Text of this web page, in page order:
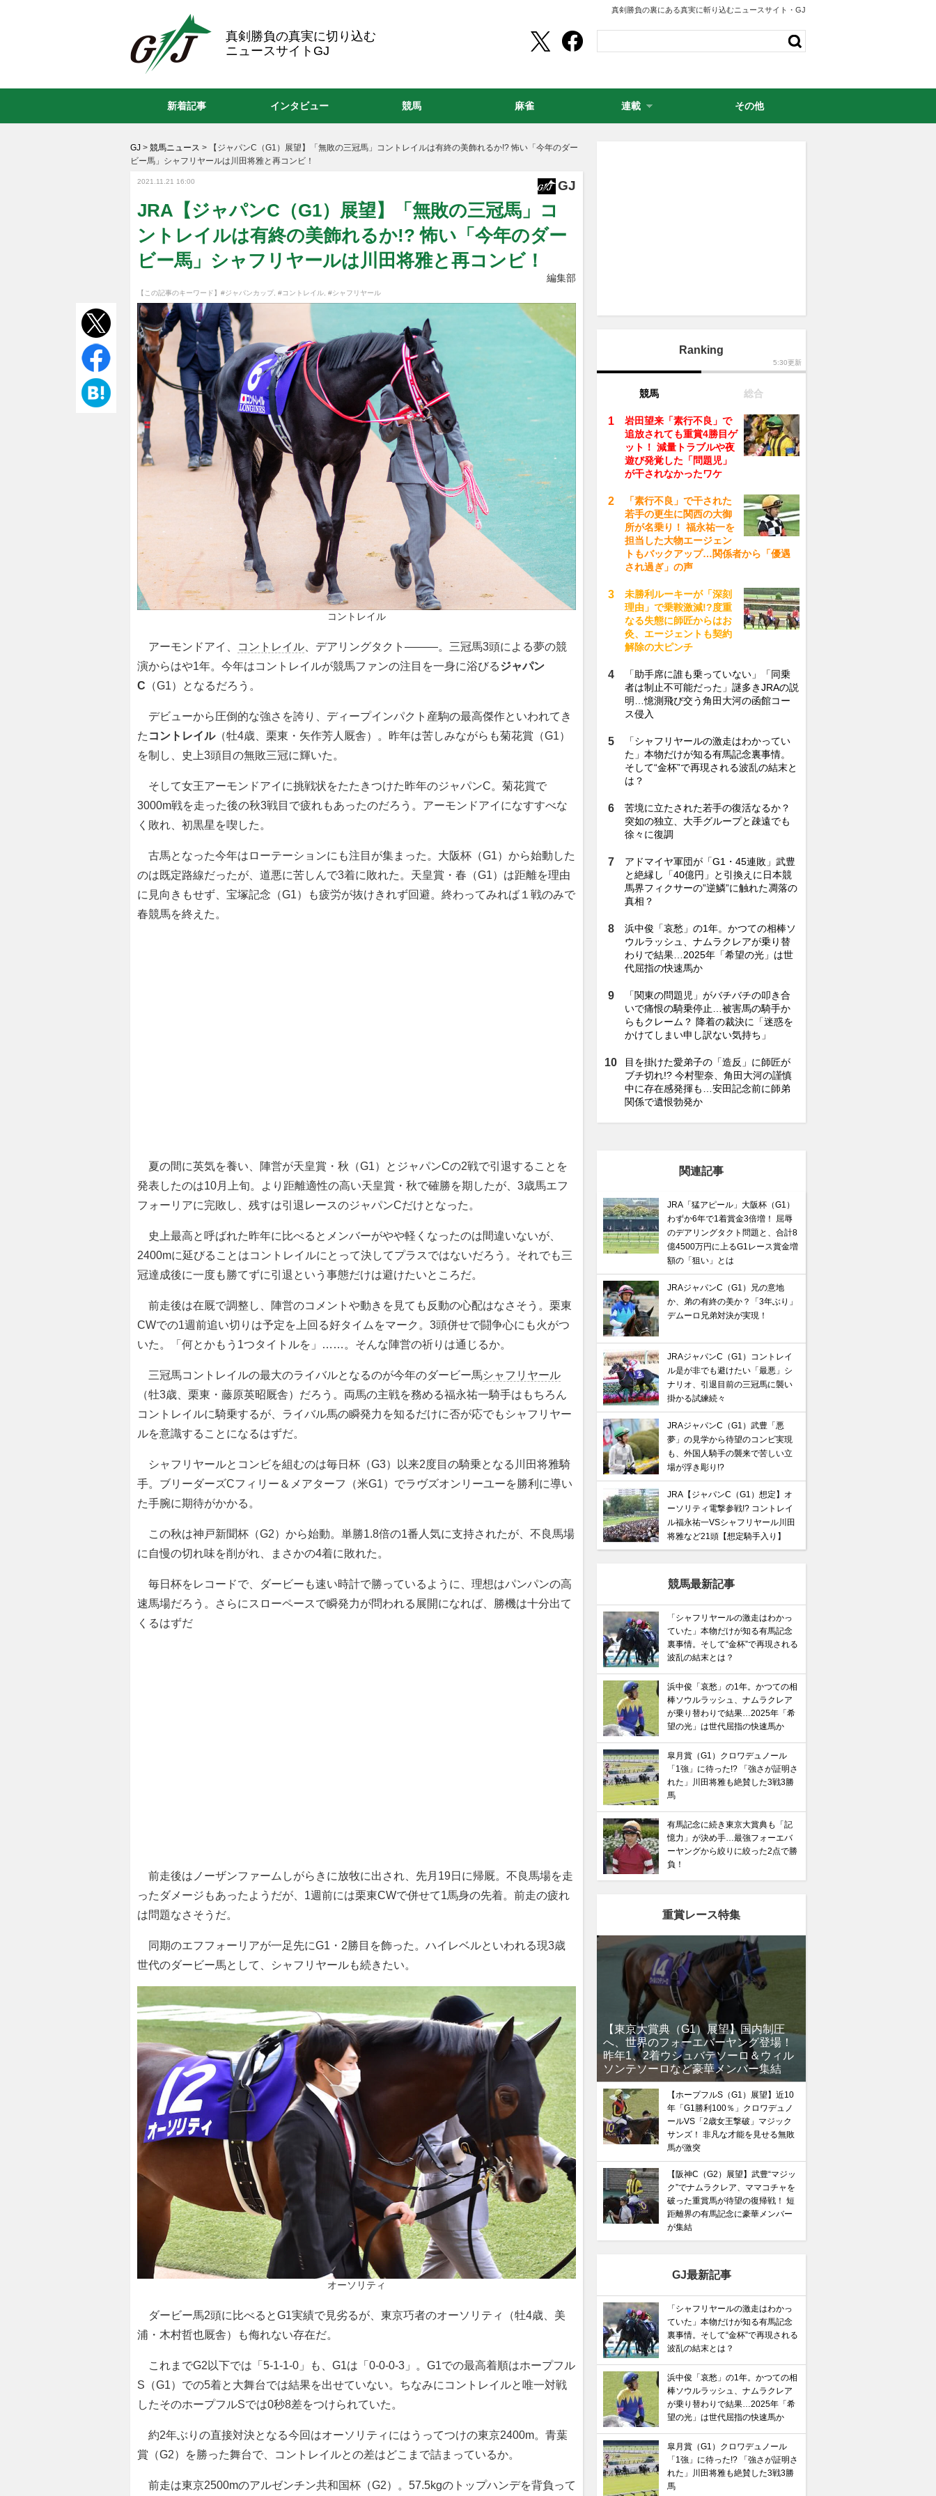
真剣勝負の裏にある真実に斬り込むニュースサイト・GJ
真剣勝負の真実に切り込む
ニュースサイトGJ
GJ > 競馬ニュース >
【ジャパンC（G1）展望】「無敗の三冠馬」コントレイルは有終の美飾れるか!? 怖い「今年のダー
ビー馬」シャフリヤールは川田将雅と再コンビ！
2021.11.21 16:00 GJ
JRA【ジャパンC（G1）展望】「無敗の三冠馬」コ
ントレイルは有終の美飾れるか!? 怖い「今年のダー
ビー馬」シャフリヤールは川田将雅と再コンビ！
編集部
【この記事のキーワード】 #ジャパンカップ #コントレイル #シャフリヤール
コントレイル
アーモンドアイ、 コントレイル 、デアリングタクト―――。三冠馬3頭による夢の競
演からはや1年。今年はコントレイルが競馬ファンの注目を一身に浴びるジャパン
C （G1）となるだろう。
デビューから圧倒的な強さを誇り、ディープインパクト産駒の最高傑作といわれてき
た コントレイル（牡4歳、栗東・矢作芳人厩舎）。昨年は苦しみながらも菊花賞（G1）
を制し、史上3頭目の無敗三冠に輝いた。
そして女王アーモンドアイに挑戦状をたたきつけた昨年のジャパンC。菊花賞で
3000m戦を走った後の秋3戦目で疲れもあったのだろう。アーモンドアイになすすべな
く敗れ、初黒星を喫した。
古馬となった今年はローテーションにも注目が集まった。大阪杯（G1）から始動した
のは既定路線だったが、道悪に苦しんで3着に敗れた。天皇賞・春（G1）は距離を理由
に見向きもせず、宝塚記念（G1）も疲労が抜けきれず回避。終わってみれば１戦のみで
春競馬を終えた。
夏の間に英気を養い、陣営が天皇賞・秋（G1）とジャパンCの2戦で引退することを
発表したのは10月上旬。より距離適性の高い天皇賞・秋で確勝を期したが、3歳馬エフ
フォーリアに完敗し、残すは引退レースのジャパンCだけとなった。
史上最高と呼ばれた昨年に比べるとメンバーがやや軽くなったのは間違いないが、
2400mに延びることはコントレイルにとって決してプラスではないだろう。それでも三
冠達成後に一度も勝てずに引退という事態だけは避けたいところだ。
前走後は在厩で調整し、陣営のコメントや動きを見ても反動の心配はなさそう。栗東
CWでの1週前追い切りは予定を上回る好タイムをマーク。3頭併せで闘争心にも火がつ
いた。「何とかもう1つタイトルを」……。そんな陣営の祈りは通じるか。
三冠馬コントレイルの最大のライバルとなるのが今年のダービー馬シャフリヤール
（牡3歳、栗東・藤原英昭厩舎）だろう。両馬の主戦を務める福永祐一騎手はもちろん
コントレイルに騎乗するが、ライバル馬の瞬発力を知るだけに否が応でもシャフリヤー
ルを意識することになるはずだ。
シャフリヤールとコンビを組むのは毎日杯（G3）以来2度目の騎乗となる川田将雅騎
手。ブリーダーズCフィリー＆メアターフ（米G1）でラヴズオンリーユーを勝利に導い
た手腕に期待がかかる。
この秋は神戸新聞杯（G2）から始動。単勝1.8倍の1番人気に支持されたが、不良馬場
に自慢の切れ味を削がれ、まさかの4着に敗れた。
毎日杯をレコードで、ダービーも速い時計で勝っているように、理想はパンパンの高
速馬場だろう。さらにスローペースで瞬発力が問われる展開になれば、勝機は十分出て
くるはずだ
前走後はノーザンファームしがらきに放牧に出され、先月19日に帰厩。不良馬場を走
ったダメージもあったようだが、1週前には栗東CWで併せて1馬身の先着。前走の疲れ
は問題なさそうだ。
同期のエフフォーリアが一足先にG1・2勝目を飾った。ハイレベルといわれる現3歳
世代のダービー馬として、シャフリヤールも続きたい。
オーソリティ
ダービー馬2頭に比べるとG1実績で見劣るが、東京巧者のオーソリティ（牡4歳、美
浦・木村哲也厩舎）も侮れない存在だ。
これまでG2以下では「5-1-1-0」も、G1は「0-0-0-3」。G1での最高着順はホープフル
S（G1）での5着と大舞台では結果を出せていない。ちなみにコントレイルと唯一対戦
したそのホープフルSでは0秒8差をつけられていた。
約2年ぶりの直接対決となる今回はオーソリティにはうってつけの東京2400m。青葉
賞（G2）を勝った舞台で、コントレイルとの差はどこまで詰まっているか。
前走は東京2500mのアルゼンチン共和国杯（G2）。57.5kgのトップハンデを背負って
Ranking
5:30更新
競馬 総合
岩田望来「素行不良」で
追放されても重賞4勝目ゲ
ット！ 減量トラブルや夜
遊び発覚した「問題児」
が干されなかったワケ
「素行不良」で干された
若手の更生に関西の大御
所が名乗り！ 福永祐一を
担当した大物エージェン
トもバックアップ…関係者から「優遇
され過ぎ」の声
未勝利ルーキーが「深刻
理由」で乗鞍激減!?度重
なる失態に師匠からはお
灸、エージェントも契約
解除の大ピンチ
「助手席に誰も乗っていない」「同乗
者は制止不可能だった」謎多きJRAの説
明…憶測飛び交う角田大河の函館コー
ス侵入
「シャフリヤールの激走はわかってい
た」本物だけが知る有馬記念裏事情。
そして“金杯”で再現される波乱の結末と
は？
苦境に立たされた若手の復活なるか？
突如の独立、大手グループと疎遠でも
徐々に復調
アドマイヤ軍団が「G1・45連敗」武豊
と絶縁し「40億円」と引換えに日本競
馬界フィクサーの”逆鱗”に触れた凋落の
真相？
浜中俊「哀愁」の1年。かつての相棒ソ
ウルラッシュ、ナムラクレアが乗り替
わりで結果…2025年「希望の光」は世
代屈指の快速馬か
「関東の問題児」がバチバチの叩き合
いで痛恨の騎乗停止…被害馬の騎手か
らもクレーム？ 降着の裁決に「迷惑を
かけてしまい申し訳ない気持ち」
目を掛けた愛弟子の「造反」に師匠が
ブチ切れ!? 今村聖奈、角田大河の謹慎
中に存在感発揮も…安田記念前に師弟
関係で遺恨勃発か
関連記事
JRA「猛アピール」大阪杯（G1）
わずか6年で1着賞金3倍増！ 屈辱
のデアリングタクト問題と、合計8
億4500万円に上るG1レース賞金増
額の「狙い」とは
JRAジャパンC（G1）兄の意地
か、弟の有終の美か？「3年ぶり」
デムーロ兄弟対決が実現！
JRAジャパンC（G1）コントレイ
ル是が非でも避けたい「最悪」シ
ナリオ、引退目前の三冠馬に襲い
掛かる試練続々
JRAジャパンC（G1）武豊「悪
夢」の見学から待望のコンビ実現
も、外国人騎手の襲来で苦しい立
場が浮き彫り!?
JRA【ジャパンC（G1）想定】オ
ーソリティ電撃参戦!? コントレイ
ル福永祐一VSシャフリヤール川田
将雅など21頭【想定騎手入り】
競馬最新記事
「シャフリヤールの激走はわかっ
ていた」本物だけが知る有馬記念
裏事情。そして“金杯”で再現される
波乱の結末とは？
浜中俊「哀愁」の1年。かつての相
棒ソウルラッシュ、ナムラクレア
が乗り替わりで結果…2025年「希
望の光」は世代屈指の快速馬か
皐月賞（G1）クロワデュノール
「1強」に待った!? 「強さが証明さ
れた」川田将雅も絶賛した3戦3勝
馬
有馬記念に続き東京大賞典も「記
憶力」が決め手…最強フォーエバ
ーヤングから絞りに絞った2点で勝
負！
重賞レース特集
【東京大賞典（G1）展望】国内制圧
へ、世界のフォーエバーヤング登場！
昨年1、2着ウシュバテソーロ＆ウィル
ソンテソーロなど豪華メンバー集結
【ホープフルS（G1）展望】近10
年「G1勝利100％」クロワデュノ
ールVS「2歳女王撃破」マジック
サンズ！ 非凡な才能を見せる無敗
馬が激突
【阪神C（G2）展望】武豊“マジッ
ク”でナムラクレア、ママコチャを
破った重賞馬が待望の復帰戦！ 短
距離界の有馬記念に豪華メンバー
が集結
GJ最新記事
「シャフリヤールの激走はわかっ
ていた」本物だけが知る有馬記念
裏事情。そして“金杯”で再現される
波乱の結末とは？
浜中俊「哀愁」の1年。かつての相
棒ソウルラッシュ、ナムラクレア
が乗り替わりで結果…2025年「希
望の光」は世代屈指の快速馬か
皐月賞（G1）クロワデュノール
「1強」に待った!? 「強さが証明さ
れた」川田将雅も絶賛した3戦3勝
馬
新着記事 インタビュー 競馬 麻雀 連載 その他